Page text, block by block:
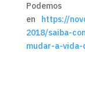
en https://
2018/saiba-
mudar-a-